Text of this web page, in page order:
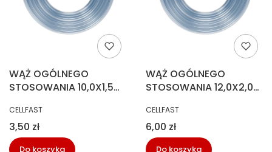
WĄŻ OGÓLNEGO
STOSOWANIA 10,0X1,5
PRODUCENT
CELLFAST
Cena
3,50 zł
Do koszyka
WĄŻ OGÓLNEGO
STOSOWANIA 12,0X2,0
PRODUCENT
CELLFAST
Cena
6,00 zł
Do koszyka